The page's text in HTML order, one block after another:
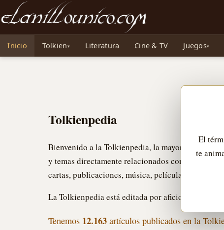
Noticias sobre Tolkien: El Señor de los Anillos, Los Anillos de Poder, La Caza de
Inicio Tolkien Literatura Cine & TV Juegos
El
te
Tolkienpedia
Bienvenido a la Tolkienpedia, la mayor
y temas directamente relacionados con él:
cartas, publicaciones, música, películas, series
La Tolkienpedia está editada por aficionados a la
Tenemos 12.163artículos publicados en la